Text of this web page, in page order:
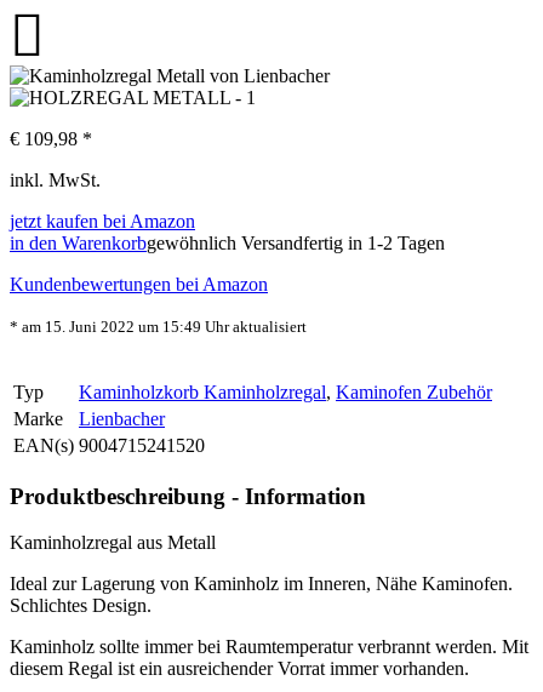
€ 109,98 *
inkl. MwSt.
jetzt kaufen bei Amazon
in den Warenkorbgewöhnlich Versandfertig in 1-2 Tagen
Kundenbewertungen bei Amazon
* am 15. Juni 2022 um 15:49 Uhr aktualisiert
Typ Kaminholzkorb Kaminholzregal, Kaminofen Zubehör
Marke
Lienbacher
EAN(s) 9004715241520
Produktbeschreibung - Information
Kaminholzregal aus Metall
Ideal zur Lagerung von Kaminholz im Inneren, Nähe Kaminofen.
Schlichtes Design.
Kaminholz sollte immer bei Raumtemperatur verbrannt werden. Mit
diesem Regal ist ein ausreichender Vorrat immer vorhanden.